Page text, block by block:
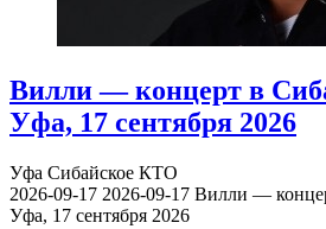
Вилли — концерт в
Уфа, 17 сентября 2026
Уфа Сибайское КТО
2026-09-17 2026-09-17 Вилли —
Уфа, 17 сентября 2026